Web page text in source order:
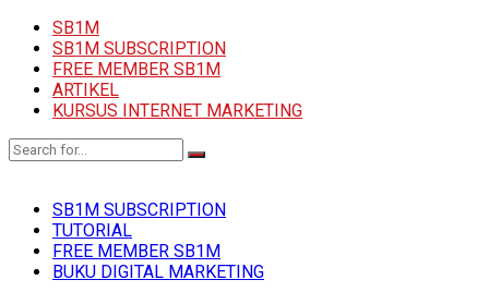
SB1M
SB1M SUBSCRIPTION
FREE MEMBER SB1M
ARTIKEL
KURSUS INTERNET MARKETING
SB1M SUBSCRIPTION
TUTORIAL
FREE MEMBER SB1M
BUKU DIGITAL MARKETING